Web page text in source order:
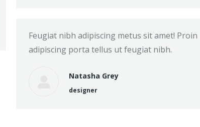
Feugiat nibh adipiscing metus sit amet! Proin
adipiscing porta tellus ut feugiat nibh.
Natasha Grey
designer